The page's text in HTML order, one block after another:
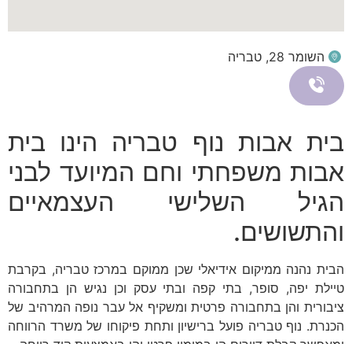
השומר 28, טבריה
בית אבות נוף טבריה הינו בית
אבות משפחתי וחם המיועד לבני
הגיל השלישי העצמאיים
והתשושים.
הבית נהנה ממיקום אידיאלי שכן ממוקם במרכז טבריה, בקרבת
טיילת יפה, סופר, בתי קפה ובתי עסק וכן נגיש הן בתחבורה
ציבורית והן בתחבורה פרטית ומשקיף אל עבר נופה המרהיב של
הכנרת. נוף טבריה פועל ברישיון ותחת פיקוחו של משרד הרווחה